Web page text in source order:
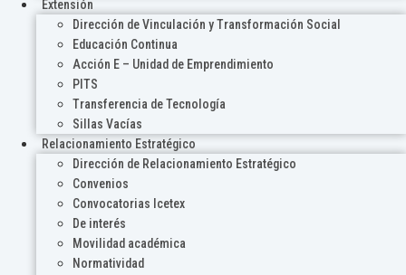
Extensión
Dirección de Vinculación y Transformación Social
Educación Continua
Acción E – Unidad de Emprendimiento
PITS
Transferencia de Tecnología
Sillas Vacías
Relacionamiento Estratégico
Dirección de Relacionamiento Estratégico
Convenios
Convocatorias Icetex
De interés
Movilidad académica
Normatividad